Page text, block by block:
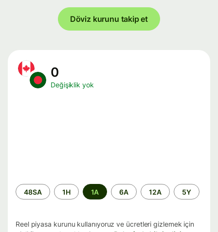
Döviz kurunu takip et
0
Değişiklik yok
Zaman
aralığı
48SA 1H 1A 6A 12A 5Y
Reel piyasa kurunu kullanıyoruz ve ücretleri gizlemek için